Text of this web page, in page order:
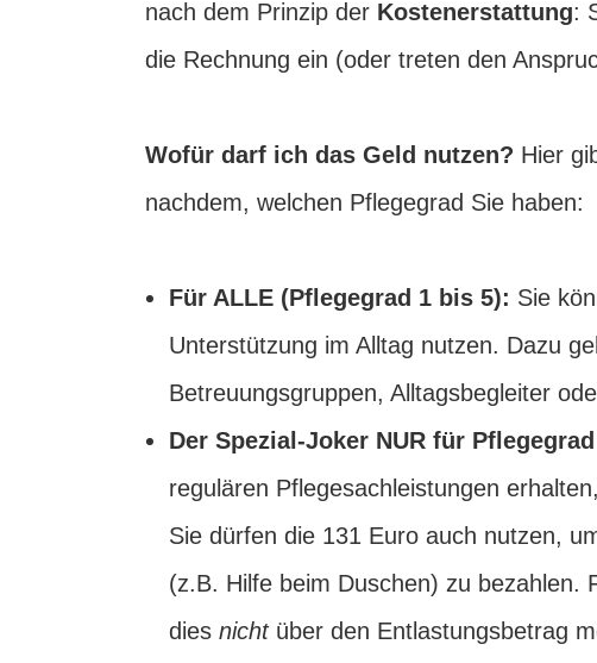
nach dem Prinzip der Kostenerstattung:
die Rechnung ein (oder treten den
Wofür darf ich das Geld nutzen? Hier
nachdem, welchen Pflegegrad Sie haben:
Für ALLE (Pflegegrad 1 bis 5): Sie
Unterstützung im Alltag nutzen. Dazu
Betreuungsgruppen, Alltagsbegleiter
Der Spezial-Joker NUR für
regulären Pflegesachleistungen
Sie dürfen die 131 Euro auch nutzen,
(z.B. Hilfe beim Duschen) zu bezahlen.
dies nichtüber den Entlastungsbetrag